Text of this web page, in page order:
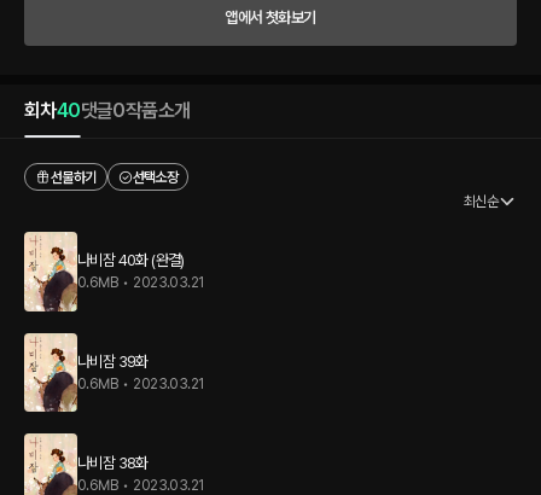
화가 비치는 창가에 그림자라, 매창 나오!” '조선의 계집은 계집으로 태어나는 게 아니라,
계집으로 키워진다.' 언젠가 난설헌 누님이 한 말이 생각났다. 하지만 그녀는 다르다. 많
앱에서 첫화보기
회차40댓글0작품소개
선물하기
선택소장
최신순
나비잠 40화 (완결)
0.6MB • 2023.03.21
나비잠 39화
0.6MB • 2023.03.21
나비잠 38화
0.6MB • 2023.03.21